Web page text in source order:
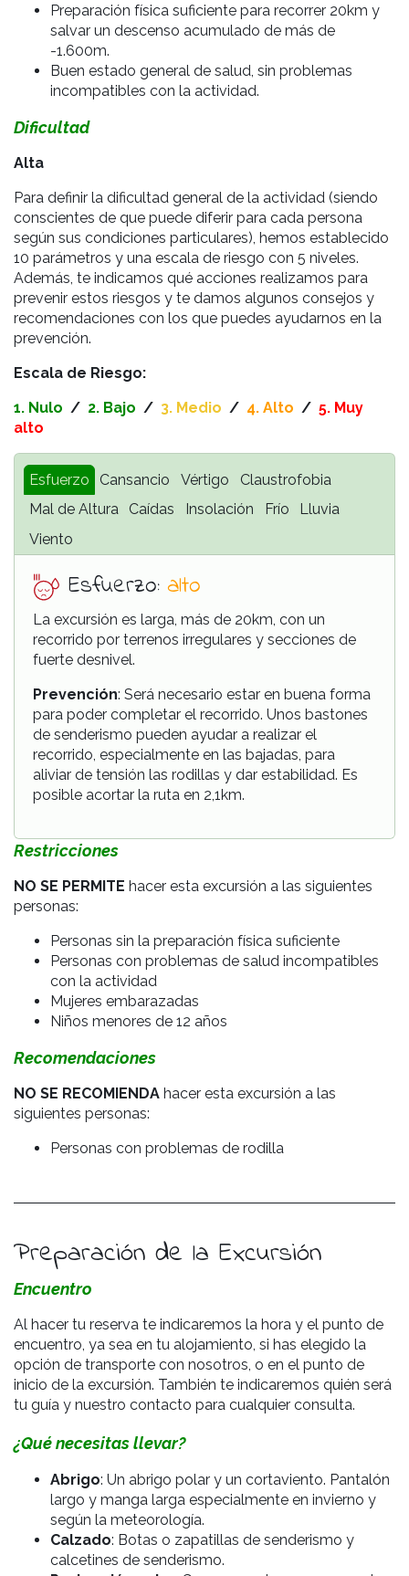
Preparación física suficiente para recorrer 20km y
salvar un descenso acumulado de más de
-1.600m.
Buen estado general de salud, sin problemas
incompatibles con la actividad.
Dificultad
Alta
Para definir la dificultad general de la actividad (siendo
conscientes de que puede diferir para cada persona
según sus condiciones particulares), hemos establecido
10 parámetros y una escala de riesgo con 5 niveles.
Además, te indicamos qué acciones realizamos para
prevenir estos riesgos y te damos algunos consejos y
recomendaciones con los que puedes ayudarnos en la
prevención.
Escala de Riesgo:
1. Nulo / 2. Bajo / 3. Medio / 4. Alto / 5. Muy
alto
Esfuerzo Cansancio Vértigo
Claustrofobia
Mal de Altura
Caídas Insolación Frío
Lluvia
Viento
Esfuerzo: alto
La excursión es larga, más de 20km, con un
recorrido por terrenos irregulares y secciones de
fuerte desnivel.
Prevención: Será necesario estar en buena forma
para poder completar el recorrido. Unos bastones
de senderismo pueden ayudar a realizar el
recorrido, especialmente en las bajadas, para
aliviar de tensión las rodillas y dar estabilidad. Es
posible acortar la ruta en 2,1km.
Restricciones
NO SE PERMITE hacer esta excursión a las siguientes
personas:
Personas sin la preparación física suficiente
Personas con problemas de salud incompatibles
con la actividad
Mujeres embarazadas
Niños menores de 12 años
Recomendaciones
NO SE RECOMIENDA hacer esta excursión a las
siguientes personas:
Personas con problemas de rodilla
Preparación de la Excursión
Encuentro
Al hacer tu reserva te indicaremos la hora y el punto de
encuentro, ya sea en tu alojamiento, si has elegido la
opción de transporte con nosotros, o en el punto de
inicio de la excursión. También te indicaremos quién será
tu guía y nuestro contacto para cualquier consulta.
¿Qué necesitas llevar?
Abrigo: Un abrigo polar y un cortaviento. Pantalón
largo y manga larga especialmente en invierno y
según la meteorología.
Calzado: Botas o zapatillas de senderismo y
calcetines de senderismo.